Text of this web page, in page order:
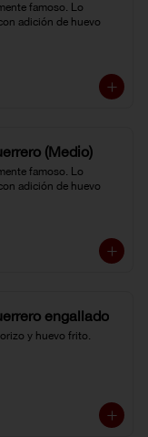
famoso. Lo
adición de huevo
(Medio)
famoso. Lo
adición de huevo
engallado
y huevo frito.